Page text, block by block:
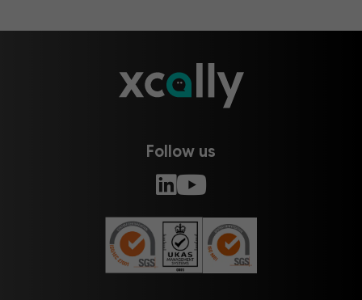
Follow us